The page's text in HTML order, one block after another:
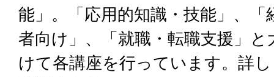
能」。「応用的知識・技能」、「
者向け」、「就職・転職支援」
けて各講座を行っています。詳